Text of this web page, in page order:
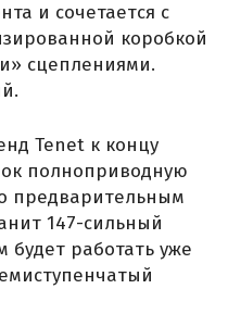
и сочетается с
коробкой
сцеплениями.
Tenet к концу
полноприводную
предварительным
147-сильный
будет работать уже